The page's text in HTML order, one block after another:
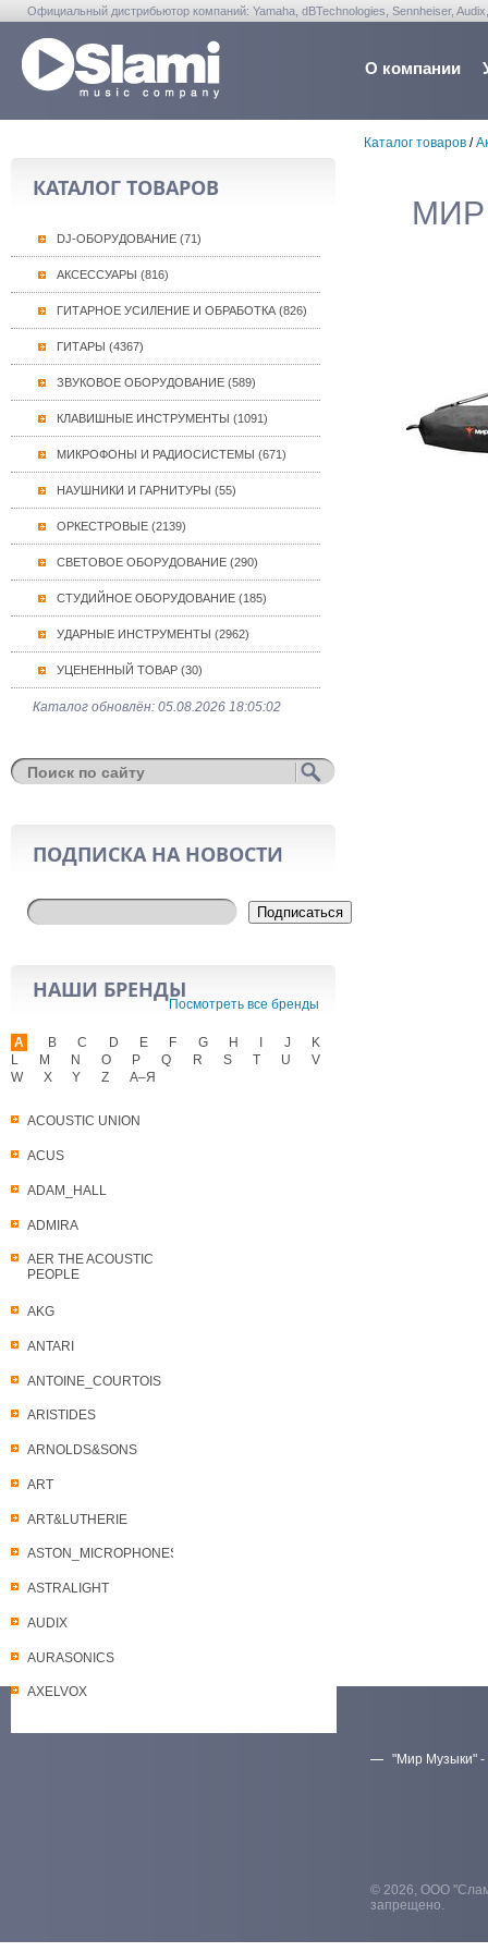
Официальный дистрибьютор компаний: Yamaha, dBTechnologies, Sennheiser,
О компании
КАТАЛОГ ТОВАРОВ
DJ-ОБОРУДОВАНИЕ (71)
АКСЕССУАРЫ (816)
ГИТАРНОЕ УСИЛЕНИЕ И ОБРАБОТКА (826)
ГИТАРЫ (4367)
ЗВУКОВОЕ ОБОРУДОВАНИЕ (589)
КЛАВИШНЫЕ ИНСТРУМЕНТЫ (1091)
МИКРОФОНЫ И РАДИОСИСТЕМЫ (671)
НАУШНИКИ И ГАРНИТУРЫ (55)
ОРКЕСТРОВЫЕ (2139)
СВЕТОВОЕ ОБОРУДОВАНИЕ (290)
СТУДИЙНОЕ ОБОРУДОВАНИЕ (185)
УДАРНЫЕ ИНСТРУМЕНТЫ (2962)
УЦЕНЕННЫЙ ТОВАР (30)
Каталог обновлён: 05.08.2026 18:05:02
ПОДПИСКА НА НОВОСТИ
Подписаться
НАШИ БРЕНДЫ
Посмотреть все бренды
A
ACOUSTIC UNION
ACUS
ADAM_HALL
ADMIRA
AER THE ACOUSTIC
PEOPLE
AKG
ANTARI
ANTOINE_COURTOIS
ARISTIDES
ARNOLDS&SONS
ART
ART&LUTHERIE
ASTON_MICROPHONES
ASTRALIGHT
AUDIX
AURASONICS
AXELVOX
B C D E F G H J
K
L
M N O P Q R S T U
V
W
X Y Z А–Я
Каталог товаров/
МИР
"Мир Музыки" -
© 2026, ООО
запрещено.